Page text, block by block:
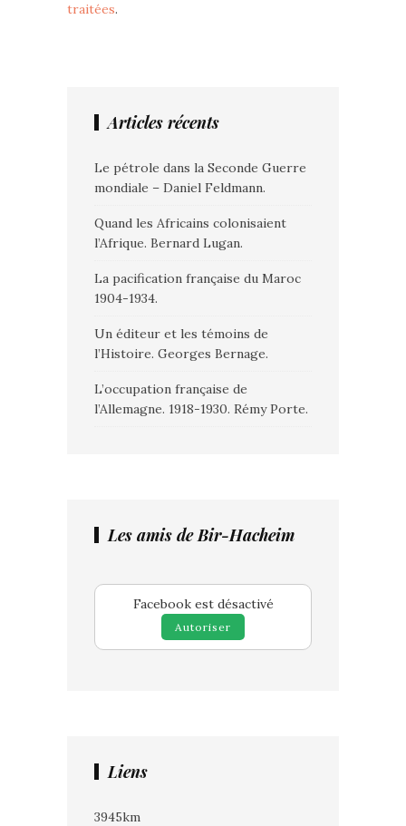
traitées.
Articles récents
Le pétrole dans la Seconde Guerre
mondiale – Daniel Feldmann.
Quand les Africains colonisaient
l’Afrique. Bernard Lugan.
La pacification française du Maroc
1904-1934.
Un éditeur et les témoins de
l’Histoire. Georges Bernage.
L’occupation française de
l’Allemagne. 1918-1930. Rémy Porte.
Les amis de Bir-Hacheim
Facebook est désactivé
Autoriser
Liens
3945km